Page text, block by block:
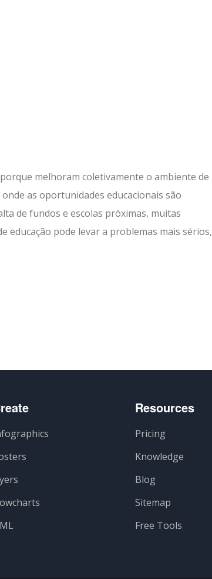
melhoram coletivamente o ambiente de
as oportunidades educacionais são
de fundos e escolas próximas, muitas
educação pode levar a problemas mais sérios,
Resources
Pricing
Knowledge
Blog
Sitemap
Free Tools